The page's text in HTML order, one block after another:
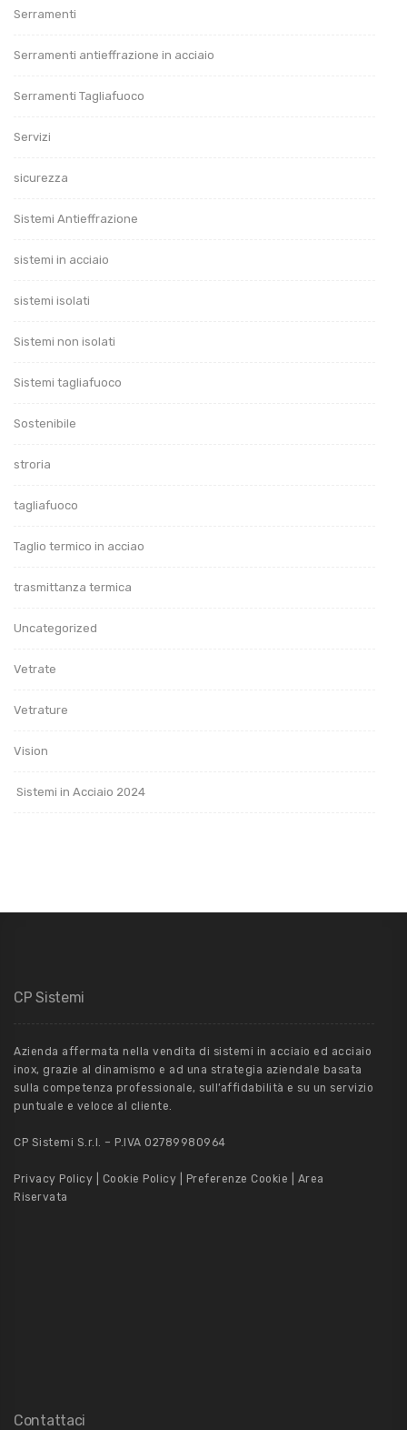
Serramenti
Serramenti antieffrazione in acciaio
Serramenti Tagliafuoco
Servizi
sicurezza
Sistemi Antieffrazione
sistemi in acciaio
sistemi isolati
Sistemi non isolati
Sistemi tagliafuoco
Sostenibile
stroria
tagliafuoco
Taglio termico in acciao
trasmittanza termica
Uncategorized
Vetrate
Vetrature
Vision
Sistemi in Acciaio 2024
CP Sistemi
Azienda affermata nella vendita di sistemi in acciaio ed acciaio
inox, grazie al dinamismo e ad una strategia aziendale basata
sulla competenza professionale, sull’affidabilità e su un servizio
puntuale e veloce al cliente.
CP Sistemi S.r.l. – P.IVA 02789980964
Privacy Policy Cookie Policy Preferenze Cookie
Area
Riservata
Contattaci